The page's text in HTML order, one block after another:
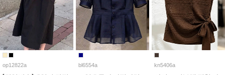
op12822a bl6554a kn5406a